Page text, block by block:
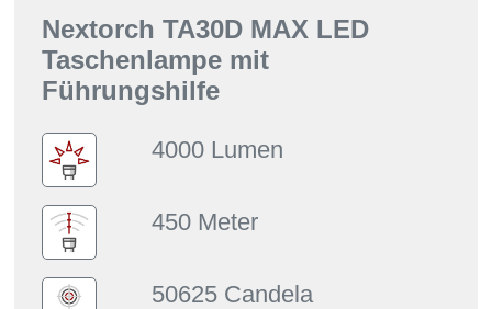
Nextorch TA30D MAX LED
Taschenlampe mit
Führungshilfe
4000 Lumen
450 Meter
50625 Candela